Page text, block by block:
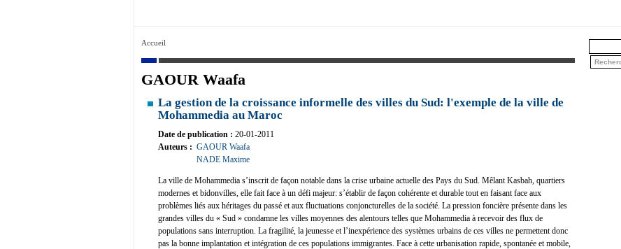
Accueil
GAOUR Waafa
La gestion de la croissance informelle des villes du Sud: l'exemple de la ville de
Mohammedia au Maroc
Date de publication : 20-01-2011
Auteurs : GAOUR Waafa
NADE Maxime
La ville de Mohammedia s’inscrit de façon notable dans la crise urbaine actuelle des Pays du Sud. Mêlant Kasbah, quartiers
modernes et bidonvilles, elle fait face à un défi majeur: s’établir de façon cohérente et durable tout en faisant face aux
problèmes liés aux héritages du passé et aux fluctuations conjoncturelles de la société. La pression foncière présente dans les
grandes villes du « Sud » condamne les villes moyennes des alentours telles que Mohammedia à recevoir des flux de
populations sans interruption. La fragilité, la jeunesse et l’inexpérience des systèmes urbains de ces villes ne permettent donc
pas la bonne implantation et intégration de ces populations immigrantes. Face à cette urbanisation rapide, spontanée et mobile,